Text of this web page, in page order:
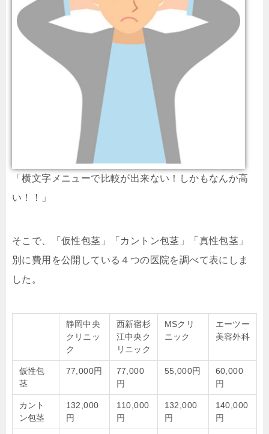
「横文字メニューで比較が出来ない！しかもなんか高
い！！」
そこで、「仮性包茎」「カントン包茎」「真性包茎」
別に費用を公開している４つの医院を調べて表にしま
した。
静岡中央
クリニッ
ク
西新宿杉
江中央ク
リニック
MSクリ
ニック
エーツー
美容外科
仮性包
茎
77,000円
77,000
円
55,000円
60,000
円
カント
ン包茎
132,000
円
110,000
円
132,000
円
140,000
円